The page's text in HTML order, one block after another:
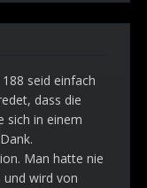
seid einfach
dass die
sich in einem
Man hatte nie
und wird von